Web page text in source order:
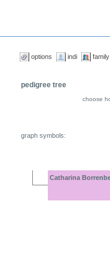
options indi family
pedigree tree
choose
graph symbols:
Catharina